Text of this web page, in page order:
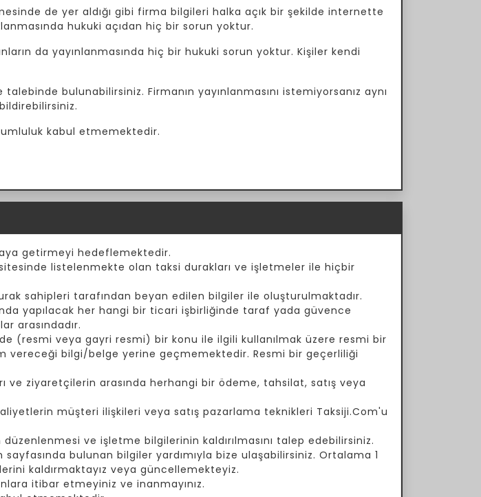
de yer aldığı gibi firma bilgileri halka açık bir şekilde internette
hukuki açıdan hiç bir sorun yoktur.
da yayınlanmasında hiç bir hukuki sorun yoktur. Kişiler kendi
bulunabilirsiniz. Firmanın yayınlanmasını istemiyorsanız aynı
kabul etmemektedir.
getirmeyi hedeflemektedir.
listelenmekte olan taksi durakları ve işletmeler ile hiçbir
sahipleri tarafından beyan edilen bilgiler ile oluşturulmaktadır.
yapılacak her hangi bir ticari işbirliğinde taraf yada güvence
arasındadır.
(resmi veya gayri resmi) bir konu ile ilgili kullanılmak üzere resmi bir
vereceği bilgi/belge yerine geçmemektedir. Resmi bir geçerliliği
ve ziyaretçilerin arasında herhangi bir ödeme, tahsilat, satış veya
müşteri ilişkileri veya satış pazarlama teknikleri Taksiji.Com'u
ve işletme bilgilerinin kaldırılmasını talep edebilirsiniz.
bulunan bilgiler yardımıyla bize ulaşabilirsiniz. Ortalama 1
kaldırmaktayız veya güncellemekteyiz.
itibar etmeyiniz ve inanmayınız.